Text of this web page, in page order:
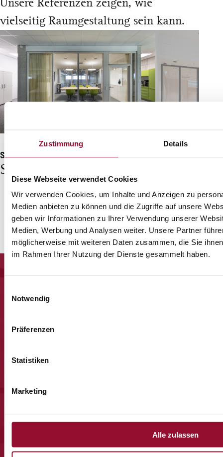
Zustimmung Details
Diese Webseite verwendet Cookies
Wir verwenden Cookies, um Inhalte und Anzeigen zu
Medien anbieten zu können und die Zugriffe auf unsere
geben wir Informationen zu Ihrer Verwendung unserer
Medien, Werbung und Analysen weiter. Unsere Partner
möglicherweise mit weiteren Daten zusammen, die Sie
im Rahmen Ihrer Nutzung der Dienste gesammelt haben.
Notwendig
Präferenzen
Statistiken
Marketing
Alle zulassen
vielseitig Raumgestaltung sein kann.
System 2000_Nature
Spinner Automation
BAWAG,
Jetzt anmelden und
unseren neuesten Veranstaltungen, Produkt- Neuheiten und
besonderen Momenten aus unserem Haus.